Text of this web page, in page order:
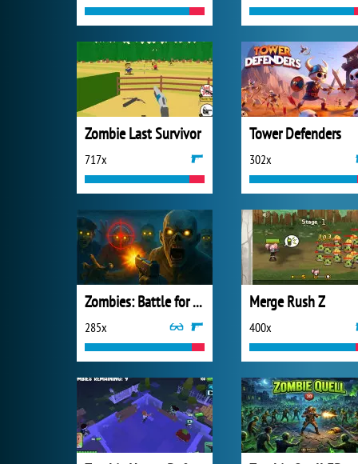
Zombie Last Survivor
717x
Tower Defenders
302x
Zombies: Battle for Survival
285x
Merge Rush Z
400x